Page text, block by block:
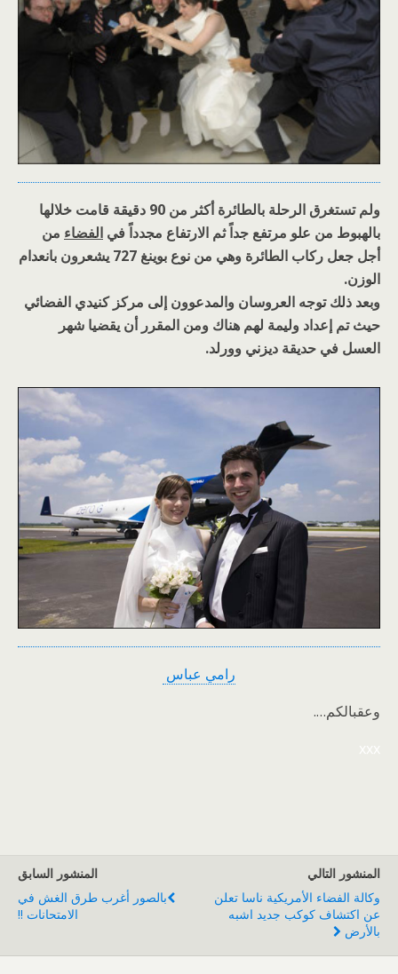
ولم تستغرق الرحلة بالطائرة أكثر من 90 دقيقة قامت خلالها
بالهبوط من علو مرتفع جداً ثم الارتفاع مجدداً في الفضاء من
أجل جعل ركاب الطائرة وهي من نوع بوينغ 727 يشعرون بانعدام
الوزن.
وبعد ذلك توجه العروسان والمدعوون إلى مركز كنيدي الفضائي
حيث تم إعداد وليمة لهم هناك ومن المقرر أن يقضيا شهر
العسل في حديقة ديزني وورلد.
رامي عباس
وعقبالكم….
xxx
المنشور السابق
بالصور أغرب طرق الغش في
الامتحانات !!
المنشور التالي
وكالة الفضاء الأمريكية ناسا تعلن
عن اكتشاف كوكب جديد اشبه
بالأرض